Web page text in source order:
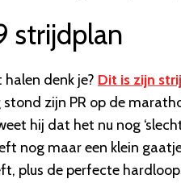
strijdplan
denk je? Dit is zijn
zijn PR op de
hij dat het nu nog
nog maar een klein
plus de perfecte